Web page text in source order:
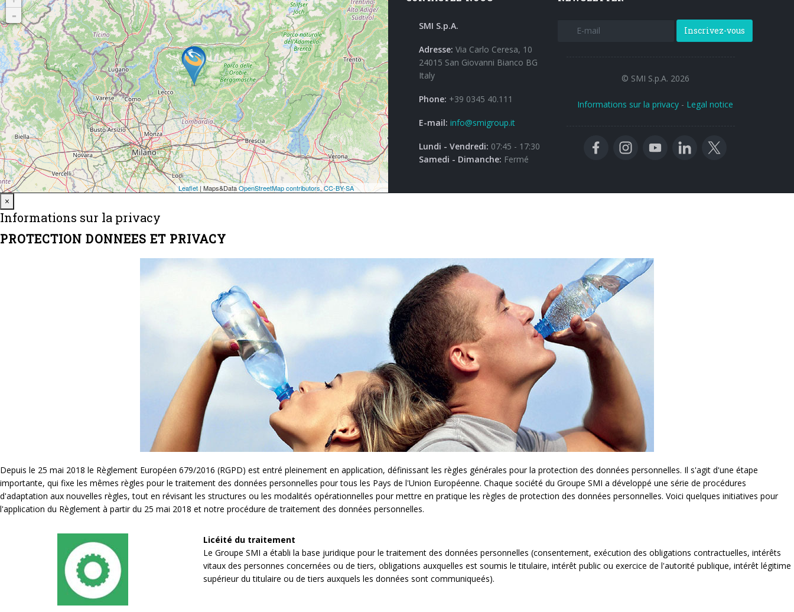
SMI S.p.A.
Adresse: Via Carlo Ceresa, 10
24015 San Giovanni Bianco BG
Italy
Phone: +39 0345 40.111
E-mail: info@smigroup.it
Lundi - Vendredi: 07:45 - 17:30
Samedi - Dimanche: Fermé
Inscrivez-vous
© SMI S.p.A. 2026
Informations sur la privacy - Legal notice
×
Informations sur la privacy
PROTECTION DONNEES ET PRIVACY
Depuis le 25 mai 2018 le Règlement Européen 679/2016 (RGPD) est entré pleinement en application, définissant les règles générales pour la protection des données personnelles. Il s'agit d'une étape
importante, qui fixe les mêmes règles pour le traitement des données personnelles pour tous les Pays de l'Union Européenne. Chaque société du Groupe SMI a développé une série de procédures
d'adaptation aux nouvelles règles, tout en révisant les structures ou les modalités opérationnelles pour mettre en pratique les règles de protection des données personnelles. Voici quelques initiatives pour
l'application du Règlement à partir du 25 mai 2018 et notre procédure de traitement des données personnelles.
Licéité du traitement
Le Groupe SMI a établi la base juridique pour le traitement des données personnelles (consentement, exécution des obligations contractuelles, intérêts
vitaux des personnes concernées ou de tiers, obligations auxquelles est soumis le titulaire, intérêt public ou exercice de l'autorité publique, intérêt légitime
supérieur du titulaire ou de tiers auxquels les données sont communiqueés).